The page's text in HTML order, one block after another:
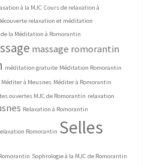
à la MJC Cours de relaxation à
relaxation et méditation
de la Méditation à Romorantin
massage romorantin
méditation gratuite Méditation Romorantin
Méditer à Meusnes Méditer à Romorantin
ouvertes MJC de Romorantin relaxation
Relaxation à Romorantin
Romorantin Selles
Sophrologie à la MJC de Romorantin